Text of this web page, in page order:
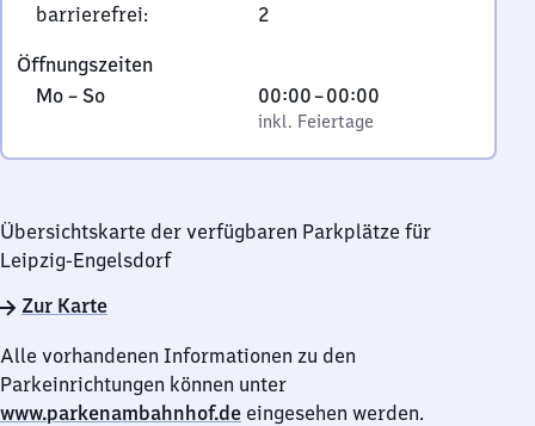
0
3
5
Leipzig
barrierefrei: 2
Öffnungszeiten
Montag
Sonntag
Mo – So,
00:00–00:00
Von
0
Uhr
Uhr
inkl. Feiertage
Übersichtskarte der verfügbaren Parkplätze für
Leipzig-Engelsdorf
Zur Karte
Alle vorhandenen Informationen zu den
Parkeinrichtungen können unter
www.parkenambahnhof.de eingesehen werden.